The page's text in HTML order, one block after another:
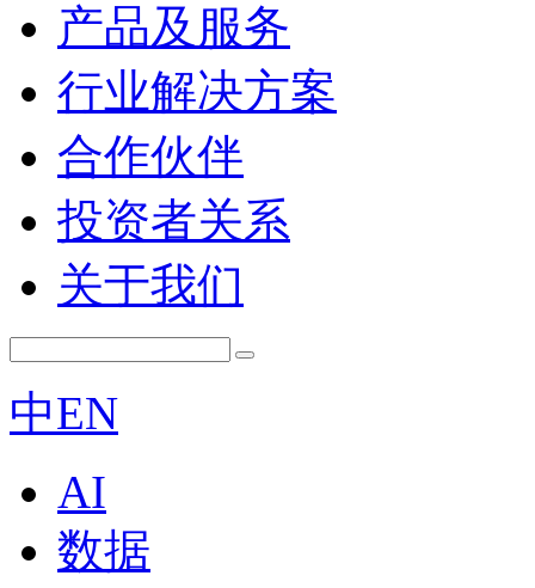
产品及服务
行业解决方案
合作伙伴
投资者关系
关于我们
中EN
AI
数据